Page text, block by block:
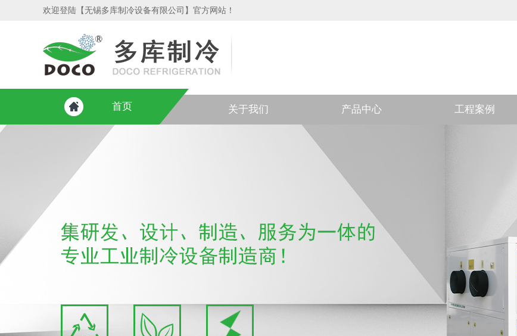
欢迎登陆【无锡多库制冷设备有限公司】官方网站！
首页 关于我们 产品中心 工程案例